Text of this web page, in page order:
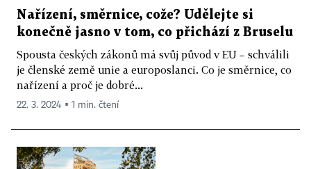
Nařízení, směrnice, cože? Udělejte si
konečně jasno v tom, co přichází z Bruselu
Spousta českých zákonů má svůj původ v EU – schválili
je členské země unie a europoslanci. Co je směrnice, co
nařízení a proč je dobré...
22. 3. 2024 ▪ 1 min. čtení